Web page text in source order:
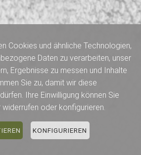
Cookies und ähnliche Technologien,
Daten zu verarbeiten, unser
Ergebnisse zu messen und Inhalte
Sie zu, damit wir diese
Ihre Einwilligung können Sie
oder konfigurieren.
KONFIGURIEREN